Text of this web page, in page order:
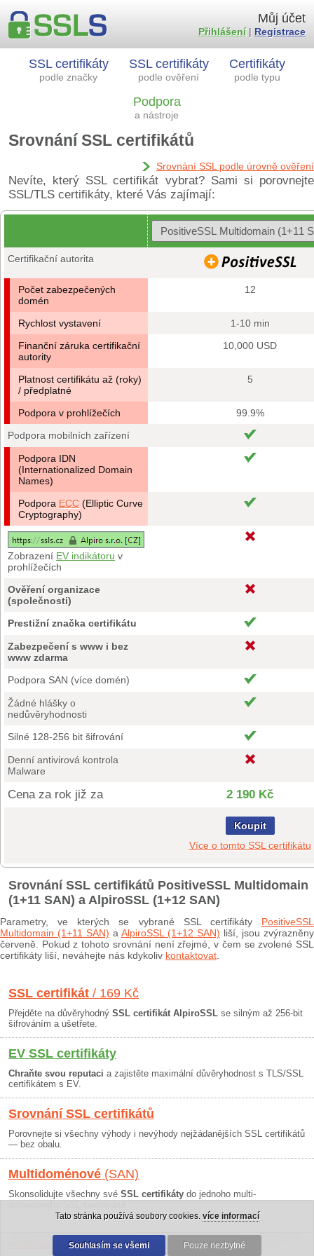
SSL certifikáty
podle značky
SSL certifikáty
podle ověření
Certifikáty
podle typu
Podpora
a nástroje
Můj účet
Přihlášení| Registrace
Srovnání SSL certifikátů
Srovnání SSL podle úrovně ověření
Nevíte, který SSL certifikát vybrat? Sami si porovnejte
SSL/TLS certifikáty, které Vás zajímají:
Certifikační autorita
Počet zabezpečených
domén
12
Rychlost vystavení
1-10 min
Finanční záruka certifikační
autority
10,000 USD
Platnost certifikátu až (roky)
/ předplatné
5
Podpora v prohlížečích
99.9%
Podpora mobilních zařízení
Podpora IDN
(Internationalized Domain
Names)
Podpora ECC (Elliptic Curve
Cryptography)
Zobrazení EV indikátoru v
prohlížečích
Ověření organizace
(společnosti)
Prestižní značka certifikátu
Zabezpečení s www i bez
www zdarma
Podpora SAN (více domén)
Žádné hlášky o
nedůvěryhodnosti
Silné 128-256 bit šifrování
Denní antivirová kontrola
Malware
Cena za rok již za 2 190 Kč
Koupit
Více o tomto SSL certifikátu
Srovnání SSL certifikátů PositiveSSL Multidomain
(1+11 SAN) a AlpiroSSL (1+12 SAN)
Parametry, ve kterých se vybrané SSL certifikáty PositiveSSL
Multidomain (1+11 SAN) a AlpiroSSL (1+12 SAN) liší, jsou zvýrazněny
červeně. Pokud z tohoto srovnání není zřejmé, v čem se zvolené SSL
certifikáty liší, neváhejte nás kdykoliv kontaktovat
SSL certifikát / 169 Kč
Přejděte na důvěryhodný SSL certifikát AlpiroSSL se silným až 256-bit
šifrováním a ušetřete.
EV SSL certifikáty
Chraňte svou reputaci a zajistěte maximální důvěryhodnost s TLS/SSL
certifikátem s EV.
Srovnání SSL certifikátů
Porovnejte si všechny výhody i nevýhody nejžádanějších SSL certifikátů
— bez obalu.
Multidoménové (SAN)
Skonsolidujte všechny své SSL certifikáty do jednoho multi-
Obchodní podmínky|30 dní záruka
Tato stránka používá soubory cookies. více informací
Souhlasím se všemi Pouze nezbytné